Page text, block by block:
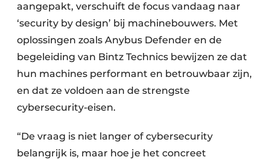
aangepakt, verschuift de focus vandaag naar
‘security by design’ bij machinebouwers. Met
oplossingen zoals Anybus Defender en de
begeleiding van Bintz Technics bewijzen ze dat
hun machines performant en betrouwbaar zijn,
en dat ze voldoen aan de strengste
cybersecurity-eisen.
“De vraag is niet langer of cybersecurity
belangrijk is, maar hoe je het concreet